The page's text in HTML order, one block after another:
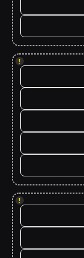
!
!